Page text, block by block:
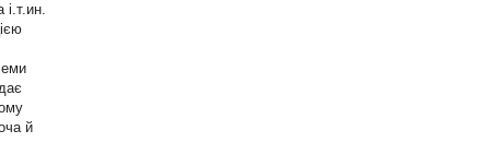
й